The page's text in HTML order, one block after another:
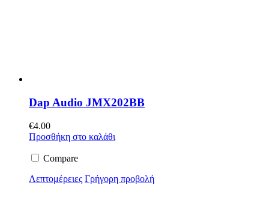
Dap Audio JMX202BB
€4.00
Προσθήκη στο καλάθι
Compare
Λεπτομέρειες Γρήγορη προβολή